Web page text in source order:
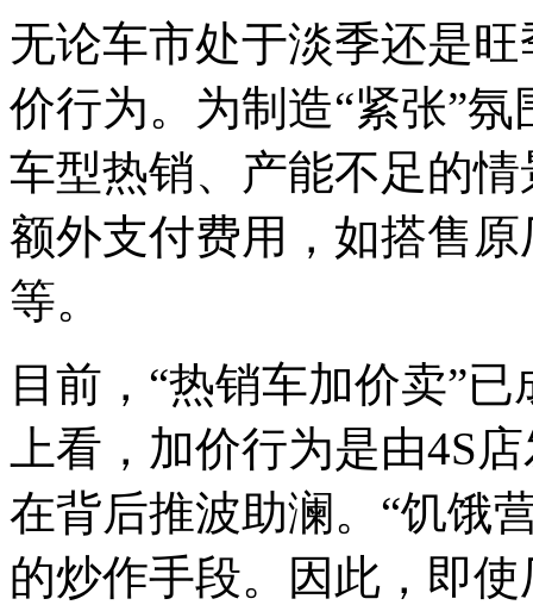
无论车市处于淡季还是
价行为。为制造“紧张”
车型热销、产能不足的
额外支付费用，如搭售原
等。
目前，“热销车加价卖”
上看，加价行为是由4S
在背后推波助澜。“饥饿
的炒作手段。因此，即